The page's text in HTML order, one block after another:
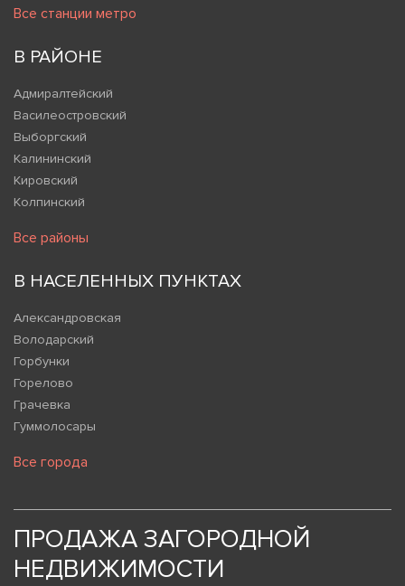
Все станции метро
В РАЙОНЕ
Адмиралтейский
Василеостровский
Выборгский
Калининский
Кировский
Колпинский
Все районы
В НАСЕЛЕННЫХ ПУНКТАХ
Александровская
Володарский
Горбунки
Горелово
Грачевка
Гуммолосары
Все города
ПРОДАЖА ЗАГОРОДНОЙ
НЕДВИЖИМОСТИ